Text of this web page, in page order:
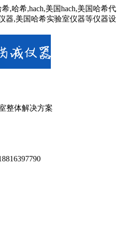
,哈希,hach,美国hach,美国哈希代
器,美国哈希实验室仪器等仪器设
整体解决方案